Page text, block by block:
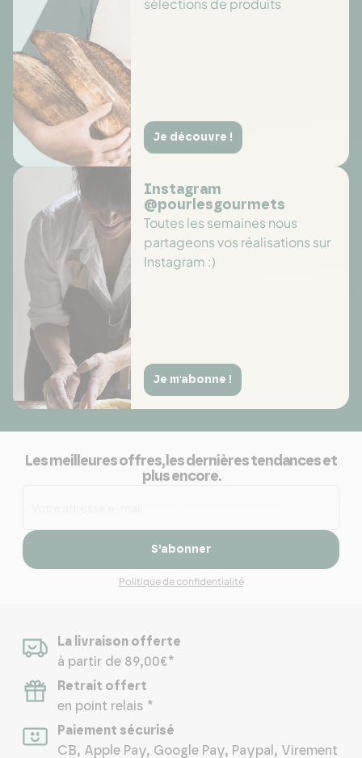
sélections de produits
Je découvre !
Instagram
@pourlesgourmets
Toutes les semaines nous
partageons vos réalisations sur
Instagram :)
Je m'abonne !
Les meilleures offres, les dernières tendances et
plus encore.
S’abonner
Politique de confidentialité
La livraison offerte
à partir de 89,00€*
Retrait offert
en point relais *
Paiement sécurisé
CB, Apple Pay, Google Pay, Paypal, Virement